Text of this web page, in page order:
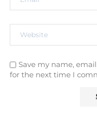
Save my name,
for the next time I